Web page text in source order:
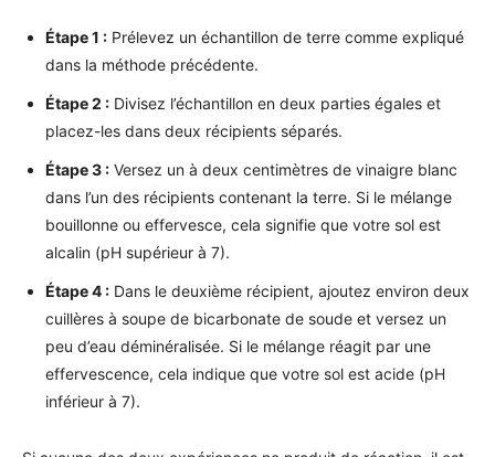
Étape 1 : Prélevez un échantillon de terre comme expliqué
dans la méthode précédente.
Étape 2 : Divisez l’échantillon en deux parties égales et
placez-les dans deux récipients séparés.
Étape 3 : Versez un à deux centimètres de vinaigre blanc
dans l’un des récipients contenant la terre. Si le mélange
bouillonne ou effervesce, cela signifie que votre sol est
alcalin (pH supérieur à 7).
Étape 4 : Dans le deuxième récipient, ajoutez environ deux
cuillères à soupe de bicarbonate de soude et versez un
peu d’eau déminéralisée. Si le mélange réagit par une
effervescence, cela indique que votre sol est acide (pH
inférieur à 7).